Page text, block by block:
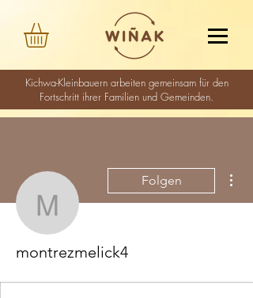
Kichwa-Kleinbauern arbeiten gemeinsam für den
Fortschritt ihrer Familien und Gemeinden.
montrezmelick4
Folgen
montrezmelick4